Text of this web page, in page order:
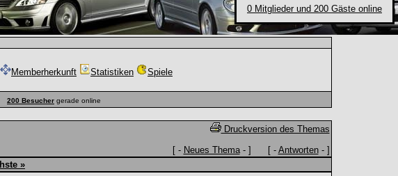
0 Mitglieder und 200 Gäste online
Memberherkunft Statistiken Spiele
200 Besucher gerade online
Druckversion des Themas
[ - Neues Thema- ] [ - Antworten- ]
»